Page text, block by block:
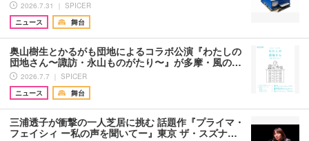
2026.7.31 ｜ SPICER
ニュース
舞台
奥山樹生とかるがも団地によるコラボ公演『わたしの
団地さん〜諏訪・永山ものがたり〜』が多摩・風の…
2026.7.7 ｜ SPICER
ニュース
舞台
三浦透子が衝撃の一人芝居に挑む 話題作『プライマ・
フェイシィ ー私の声を聞いてー』東京 ザ・スズナ…